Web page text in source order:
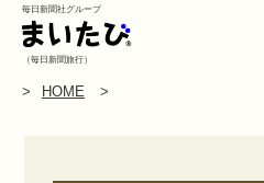
毎日新聞社グループ
（毎日新聞旅行）
HOME